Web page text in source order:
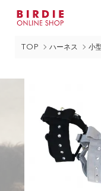
TOP ハーネス 小